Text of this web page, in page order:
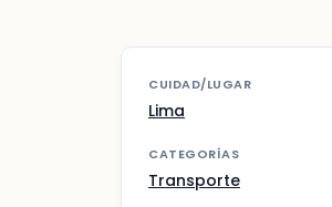
CUIDAD/LUGAR
Lima
CATEGORÍAS
Transporte